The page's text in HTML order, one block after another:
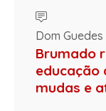
Dom
Brumado
educação
mudas e